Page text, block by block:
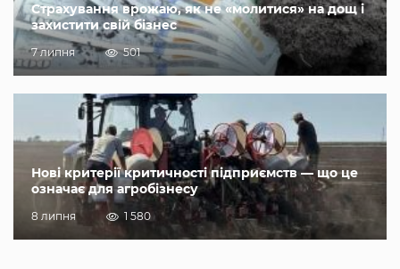
Страхування врожаю, як не «молитися» на дощ і
захистити свій бізнес
7 липня 501
Нові критерії критичності підприємств — що це
означає для агробізнесу
8 липня 1 580